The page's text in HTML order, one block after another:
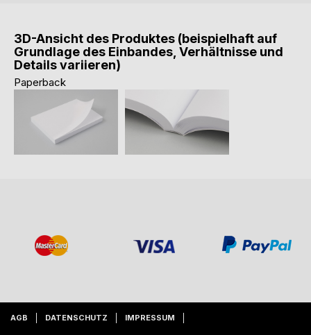
3D-Ansicht des Produktes (beispielhaft auf
Grundlage des Einbandes, Verhältnisse und
Details variieren)
Paperback
AGB DATENSCHUTZ IMPRESSUM